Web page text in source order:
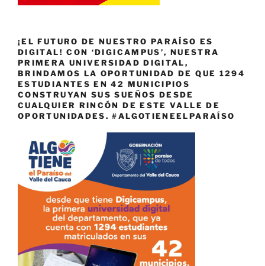
¡EL FUTURO DE NUESTRO PARAÍSO ES
DIGITAL! CON ‘DIGICAMPUS’, NUESTRA
PRIMERA UNIVERSIDAD DIGITAL,
BRINDAMOS LA OPORTUNIDAD DE QUE 1294
ESTUDIANTES EN 42 MUNICIPIOS
CONSTRUYAN SUS SUEÑOS DESDE
CUALQUIER RINCÓN DE ESTE VALLE DE
OPORTUNIDADES. #ALGOTIENEELPARAÍSO